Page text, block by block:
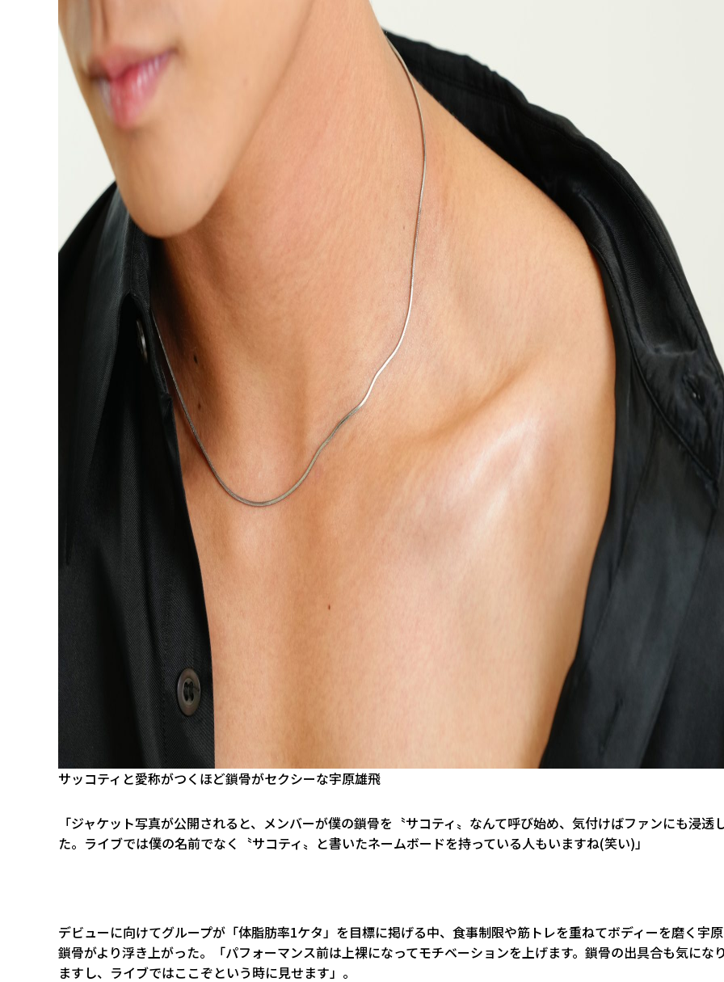
サッコティと愛称がつくほど鎖骨がセクシーな宇原雄飛
「ジャケット写真が公開されると、メンバーが僕の鎖骨を〝サコティ〟なんて呼び始め、気付けばファンにも浸透
た。ライブでは僕の名前でなく〝サコティ〟と書いたネームボードを持っている人もいますね(笑い)」
デビューに向けてグループが「体脂肪率1ケタ」を目標に掲げる中、食事制限や筋トレを重ねてボディーを磨く宇
鎖骨がより浮き上がった。「パフォーマンス前は上裸になってモチベーションを上げます。鎖骨の出具合も気になり
ますし、ライブではここぞという時に見せます」。